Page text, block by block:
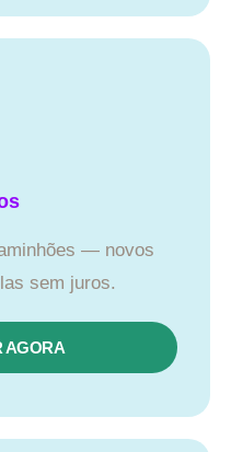
— novos
sem juros.
AGORA